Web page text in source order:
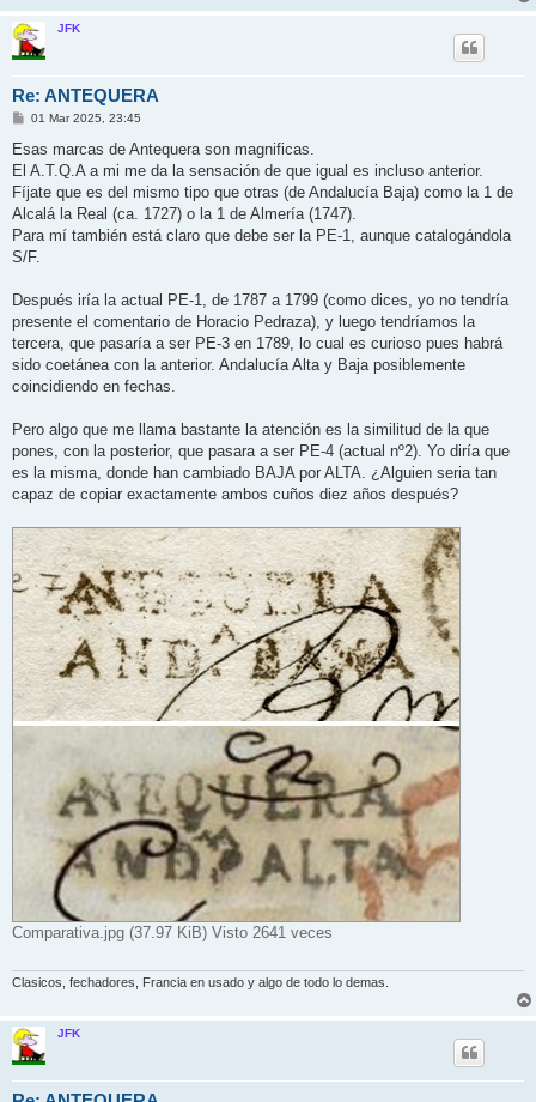
JFK
Re: ANTEQUERA
M
n
a
j
e
01 Mar 2025, 23:45
Esas marcas de Antequera son magnificas.
El A.T.Q.A a mi me da la sensación de que igual es incluso anterior.
Fíjate que es del mismo tipo que otras (de Andalucía Baja) como la 1 de
Alcalá la Real (ca. 1727) o la 1 de Almería (1747).
Para mí también está claro que debe ser la PE-1, aunque catalogándola
S/F.
Después iría la actual PE-1, de 1787 a 1799 (como dices, yo no tendría
presente el comentario de Horacio Pedraza), y luego tendríamos la
tercera, que pasaría a ser PE-3 en 1789, lo cual es curioso pues habrá
sido coetánea con la anterior. Andalucía Alta y Baja posiblemente
coincidiendo en fechas.
Pero algo que me llama bastante la atención es la similitud de la que
pones, con la posterior, que pasara a ser PE-4 (actual nº2). Yo diría que
es la misma, donde han cambiado BAJA por ALTA. ¿Alguien seria tan
capaz de copiar exactamente ambos cuños diez años después?
Comparativa.jpg (37.97 KiB) Visto 2641 veces
Clasicos, fechadores, Francia en usado y algo de todo lo demas.
JFK